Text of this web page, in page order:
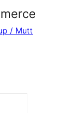
/ Mutt